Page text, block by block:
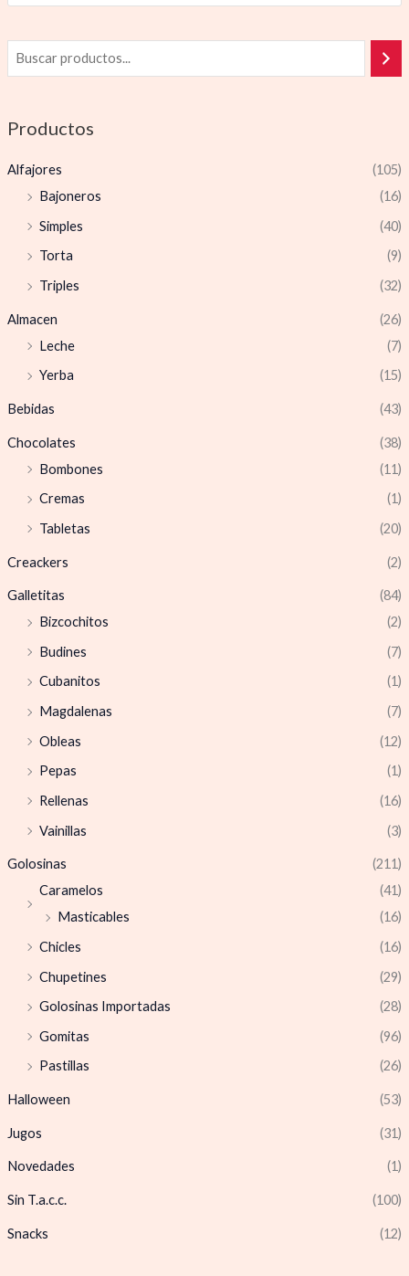
Productos
Alfajores
(105)
Bajoneros
(16)
Simples
(40)
Torta
(9)
Triples
(32)
Almacen
(26)
Leche
(7)
Yerba
(15)
Bebidas (43)
Chocolates
(38)
Bombones
(11)
Cremas
(1)
Tabletas
(20)
Creackers (2)
Galletitas
(84)
Bizcochitos
(2)
Budines
(7)
Cubanitos
(1)
Magdalenas
(7)
Obleas
(12)
Pepas
(1)
Rellenas
(16)
Vainillas
(3)
Golosinas
(211)
Caramelos
(41)
Masticables
(16)
Chicles
(16)
Chupetines
(29)
Golosinas Importadas
(28)
Gomitas
(96)
Pastillas
(26)
Halloween (53)
Jugos (31)
Novedades (1)
Sin T.a.c.c. (100)
Snacks (12)